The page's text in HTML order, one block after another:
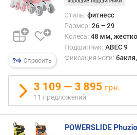
я
п
о
о
л
и
ч
е
с
в
Спросить
Стиль: фитнесс
Размер: 26 – 29
Колеса: 48 мм,
Подшипник: ABEC 9
Фиксация ноги:
3 109 — 3 895 грн.
11 предложений
POWERSLIDE